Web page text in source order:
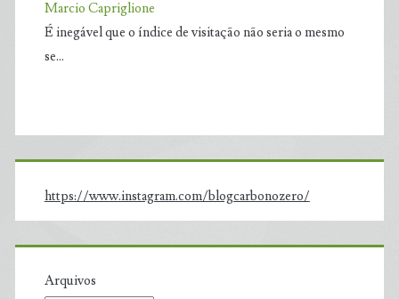
Marcio Capriglione
É inegável que o índice de visitação não seria o mesmo
se…
https://www.instagram.com/blogcarbonozero/
Arquivos